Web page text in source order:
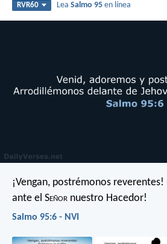
RVR60 LeaSalmo 95 en línea
¡Vengan, postrémonos reverentes!
ante el Señor nuestro Hacedor!
Salmo 95:6 - NVI